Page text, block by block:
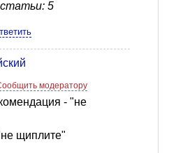
5
модератору
- "не
щиплите"